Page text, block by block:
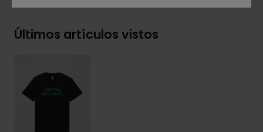
Últimos artículos vistos